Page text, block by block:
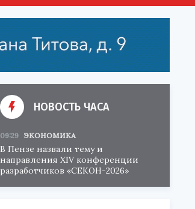
НОВОСТЬ ЧАСА
09:29 ЭКОНОМИКА
В Пензе назвали тему и
направления XIV конференции
разработчиков «СЕКОН-2026»